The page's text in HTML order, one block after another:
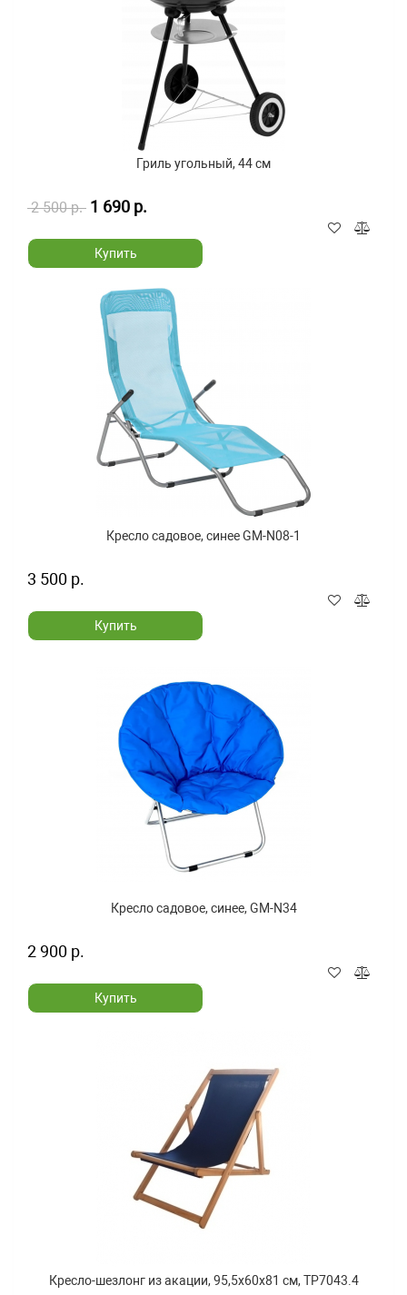
Гриль угольный, 44 см
2 500 р. 1 690 р.
Купить
Кресло садовое, синее GM-N08-1
3 500 р.
Купить
Кресло садовое, синее, GM-N34
2 900 р.
Купить
Кресло-шезлонг из акации, 95,5x60x81 см, TP7043.4